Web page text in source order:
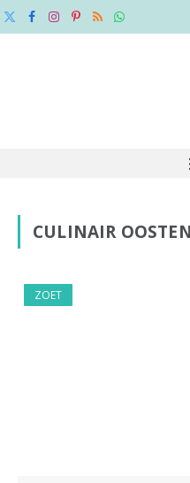
X
Facebook
Instagram
Pinterest
RSSWhatsApp
CULINAIR
ZOET